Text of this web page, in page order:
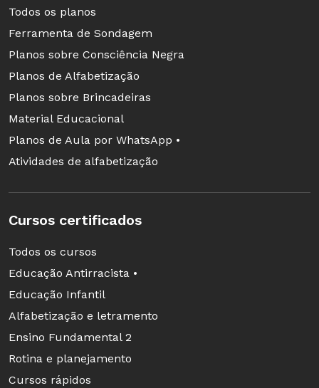
Todos os planos
Ferramenta de Sondagem
Planos sobre Consciência Negra
Planos de Alfabetização
Planos sobre Brincadeiras
Material Educacional
Planos de Aula por WhatsApp •
Atividades de alfabetização
Cursos certificados
Todos os cursos
Educação Antirracista •
Educação Infantil
Alfabetização e letramento
Ensino Fundamental 2
Rotina e planejamento
Cursos rápidos